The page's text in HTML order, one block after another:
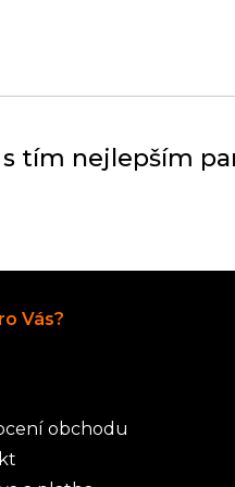
tím nejlepším
Vás?
obchodu